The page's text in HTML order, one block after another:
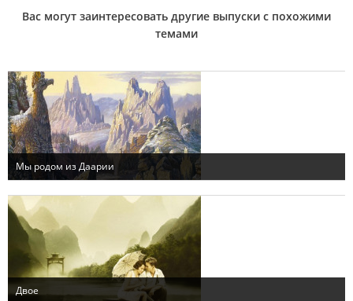
Вас могут заинтересовать другие выпуски с похожими
темами